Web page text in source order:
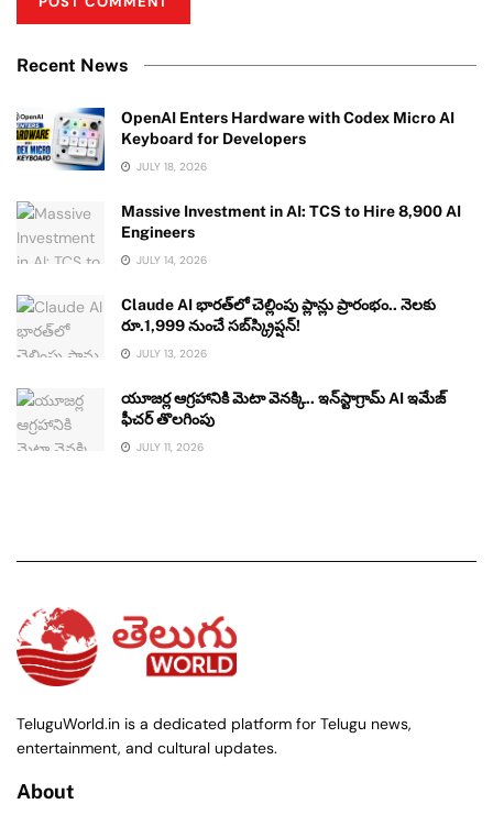
Recent News
OpenAI Enters Hardware with Codex Micro AI
Keyboard for Developers
JULY 18, 2026
Massive Investment in AI: TCS to Hire 8,900 AI
Engineers
JULY 14, 2026
Claude AI భారత్‌లో చెల్లింపు ప్లాన్లు ప్రారంభం.. నెలకు
రూ.1,999 నుంచే సబ్‌స్క్రిప్షన్!
JULY 13, 2026
యూజర్ల ఆగ్రహానికి మెటా వెనక్కి.. ఇన్‌స్టాగ్రామ్ AI ఇమేజ్
ఫీచర్ తొలగింపు
JULY 11, 2026
TeluguWorld.in is a dedicated platform for Telugu news,
entertainment, and cultural updates.
About